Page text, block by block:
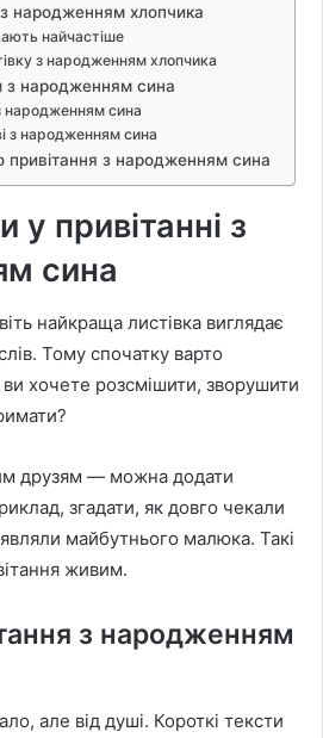
з народженням хлопчика
найчастіше
з народженням хлопчика
з народженням сина
народженням сина
з народженням сина
привітання з народженням сина
привітанні з
сина
найкраща листівка виглядає
Тому спочатку варто
ви хочете розсмішити, зворушити
друзям — можна додати
згадати, як довго чекали
майбутнього малюка. Такі
живим.
з народженням
але від душі. Короткі тексти